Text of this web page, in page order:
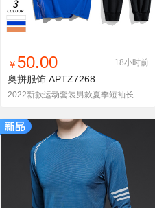
找同款 加入铺货单 收藏
￥ 50.00 18小时前
奥拼服饰 APTZ7268
2022新款运动套装男款夏季短袖长裤潮流休闲套装